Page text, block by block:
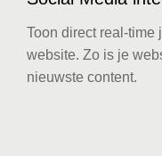
Toon direct real-time
website. Zo is je
nieuwste content.